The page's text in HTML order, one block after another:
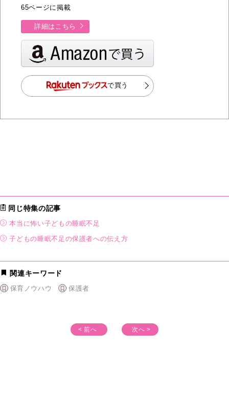
65ページに掲載
詳細はこちら
で買う
同じ特集の記事
本当に怖い子どもの睡眠不足
子どもの睡眠不足の保護者への伝え方
関連キーワード
保育ノウハウ 保護者
< 前へ 次へ >